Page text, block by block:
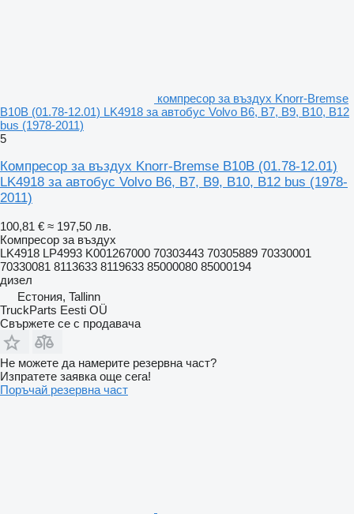
компресор за въздух Knorr-Bremse
B10B (01.78-12.01) LK4918 за автобус Volvo B6, B7, B9, B10, B12
bus (1978-2011)
5
Компресор за въздух Knorr-Bremse B10B (01.78-12.01)
LK4918 за автобус Volvo B6, B7, B9, B10, B12 bus (1978-
2011)
100,81 € ≈ 197,50 лв.
Компресор за въздух
LK4918 LP4993 K001267000 70303443 70305889 70330001
70330081 8113633 8119633 85000080 85000194
дизел
Естония, Tallinn
TruckParts Eesti OÜ
Свържете се с продавача
Не можете да намерите резервна част?
Изпратете заявка още сега!
Поръчай резервна част